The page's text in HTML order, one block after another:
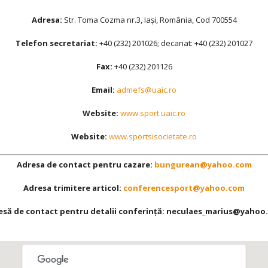
Adresa: Str. Toma Cozma nr.3, Iaşi, România, Cod 700554
Telefon secretariat: +40 (232) 201026; decanat: +40 (232) 201027
Fax: +40 (232) 201126
Email: admefs@uaic.ro
Website: www.sport.uaic.ro
Website: www.sportsisocietate.ro
Adresa de contact pentru cazare: bungurean@yahoo.com
Adresa trimitere articol: conferencesport@yahoo.com
de contact pentru detalii conferință: